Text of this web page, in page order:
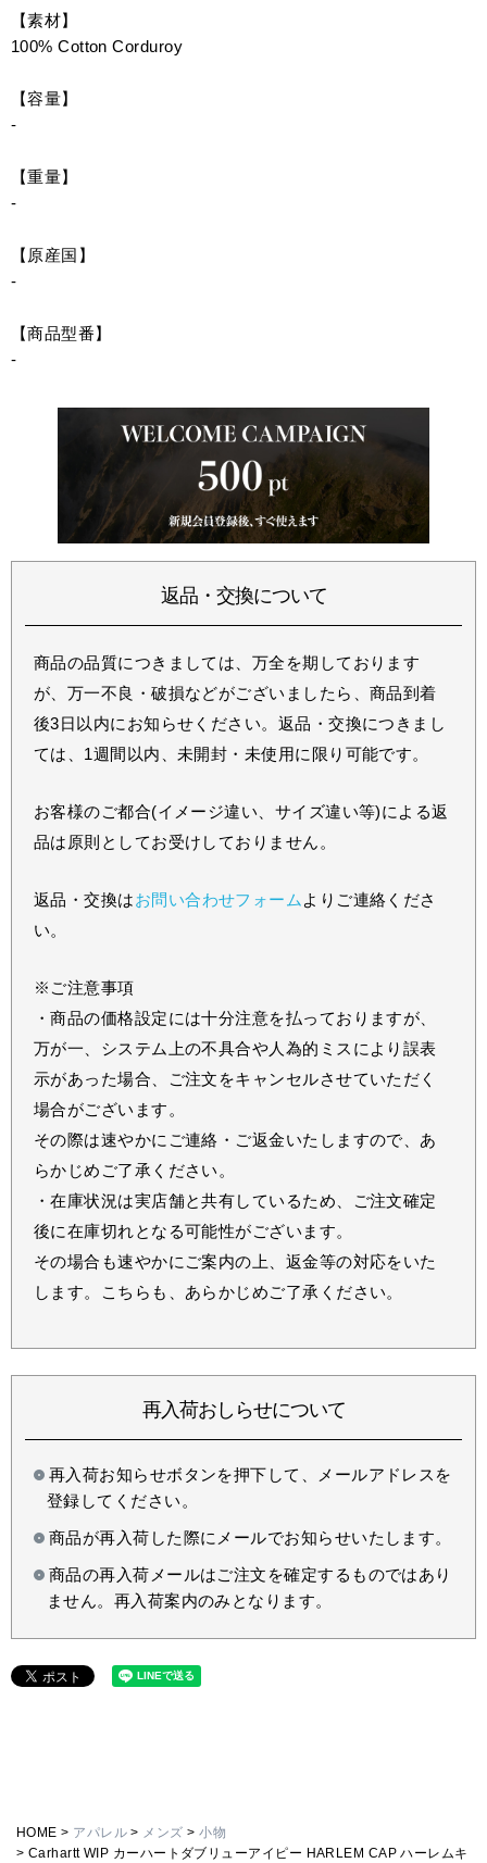
【素材】
100% Cotton Corduroy
【容量】
-
【重量】
-
【原産国】
-
【商品型番】
-
返品・交換について
商品の品質につきましては、万全を期しております
が、万一不良・破損などがございましたら、商品到着
後3日以内にお知らせください。返品・交換につきまし
ては、1週間以内、未開封・未使用に限り可能です。
お客様のご都合(イメージ違い、サイズ違い等)による返
品は原則としてお受けしておりません。
返品・交換はお問い合わせフォーム よりご連絡くださ
い。
※ご注意事項
・商品の価格設定には十分注意を払っておりますが、
万が一、システム上の不具合や人為的ミスにより誤表
示があった場合、ご注文をキャンセルさせていただく
場合がございます。
その際は速やかにご連絡・ご返金いたしますので、あ
らかじめご了承ください。
・在庫状況は実店舗と共有しているため、ご注文確定
後に在庫切れとなる可能性がございます。
その場合も速やかにご案内の上、返金等の対応をいた
します。こちらも、あらかじめご了承ください。
再入荷おしらせについて
再入荷お知らせボタンを押下して、メールアドレスを
登録してください。
商品が再入荷した際にメールでお知らせいたします。
商品の再入荷メールはご注文を確定するものではあり
ません。再入荷案内のみとなります。
HOME アパレル メンズ
小物
Carhartt WIP カーハートダブリューアイピー HARLEM CAP ハーレムキ